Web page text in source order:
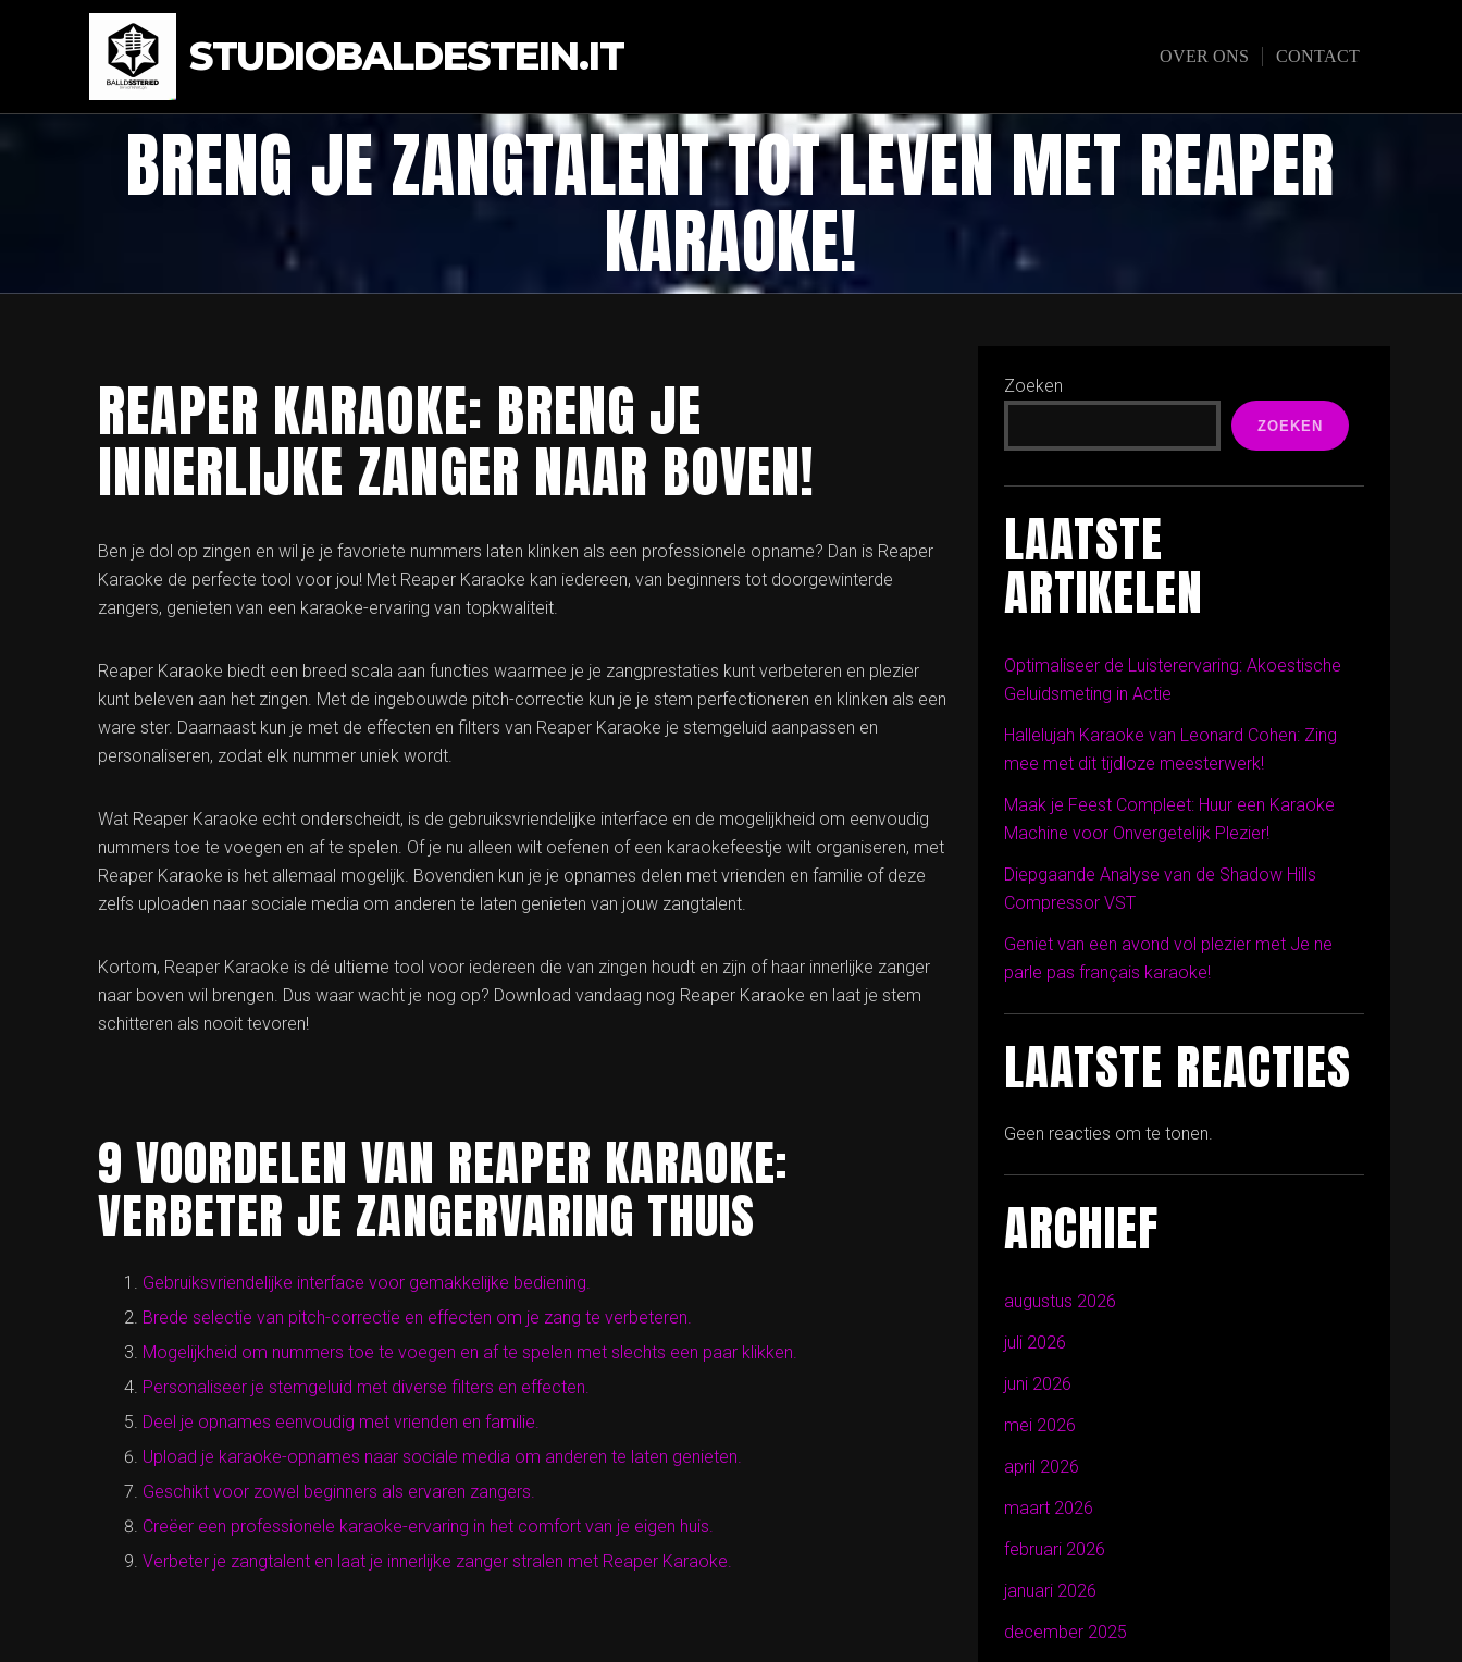
STUDIOBALDESTEIN.IT OVER ONS CONTACT
BRENG JE ZANGTALENT TOT LEVEN MET REAPER
KARAOKE!
REAPER KARAOKE: BRENG JE
INNERLIJKE ZANGER NAAR BOVEN!
Ben je dol op zingen en wil je je favoriete nummers laten klinken als een professionele opname? Dan is Reaper
Karaoke de perfecte tool voor jou! Met Reaper Karaoke kan iedereen, van beginners tot doorgewinterde
zangers, genieten van een karaoke-ervaring van topkwaliteit.
Reaper Karaoke biedt een breed scala aan functies waarmee je je zangprestaties kunt verbeteren en plezier
kunt beleven aan het zingen. Met de ingebouwde pitch-correctie kun je je stem perfectioneren en klinken als een
ware ster. Daarnaast kun je met de effecten en filters van Reaper Karaoke je stemgeluid aanpassen en
personaliseren, zodat elk nummer uniek wordt.
Wat Reaper Karaoke echt onderscheidt, is de gebruiksvriendelijke interface en de mogelijkheid om eenvoudig
nummers toe te voegen en af te spelen. Of je nu alleen wilt oefenen of een karaokefeestje wilt organiseren, met
Reaper Karaoke is het allemaal mogelijk. Bovendien kun je je opnames delen met vrienden en familie of deze
zelfs uploaden naar sociale media om anderen te laten genieten van jouw zangtalent.
Kortom, Reaper Karaoke is dé ultieme tool voor iedereen die van zingen houdt en zijn of haar innerlijke zanger
naar boven wil brengen. Dus waar wacht je nog op? Download vandaag nog Reaper Karaoke en laat je stem
schitteren als nooit tevoren!
9 VOORDELEN VAN REAPER KARAOKE:
VERBETER JE ZANGERVARING THUIS
Gebruiksvriendelijke interface voor gemakkelijke bediening.
Brede selectie van pitch-correctie en effecten om je zang te verbeteren.
Mogelijkheid om nummers toe te voegen en af te spelen met slechts een paar klikken.
Personaliseer je stemgeluid met diverse filters en effecten.
Deel je opnames eenvoudig met vrienden en familie.
Upload je karaoke-opnames naar sociale media om anderen te laten genieten.
Geschikt voor zowel beginners als ervaren zangers.
Creëer een professionele karaoke-ervaring in het comfort van je eigen huis.
Verbeter je zangtalent en laat je innerlijke zanger stralen met Reaper Karaoke.
Zoeken
ZOEKEN
LAATSTE
ARTIKELEN
Optimaliseer de Luisterervaring: Akoestische
Geluidsmeting in Actie
Hallelujah Karaoke van Leonard Cohen: Zing
mee met dit tijdloze meesterwerk!
Maak je Feest Compleet: Huur een Karaoke
Machine voor Onvergetelijk Plezier!
Diepgaande Analyse van de Shadow Hills
Compressor VST
Geniet van een avond vol plezier met Je ne
parle pas français karaoke!
LAATSTE REACTIES
Geen reacties om te tonen.
ARCHIEF
augustus 2026
juli 2026
juni 2026
mei 2026
april 2026
maart 2026
februari 2026
januari 2026
december 2025